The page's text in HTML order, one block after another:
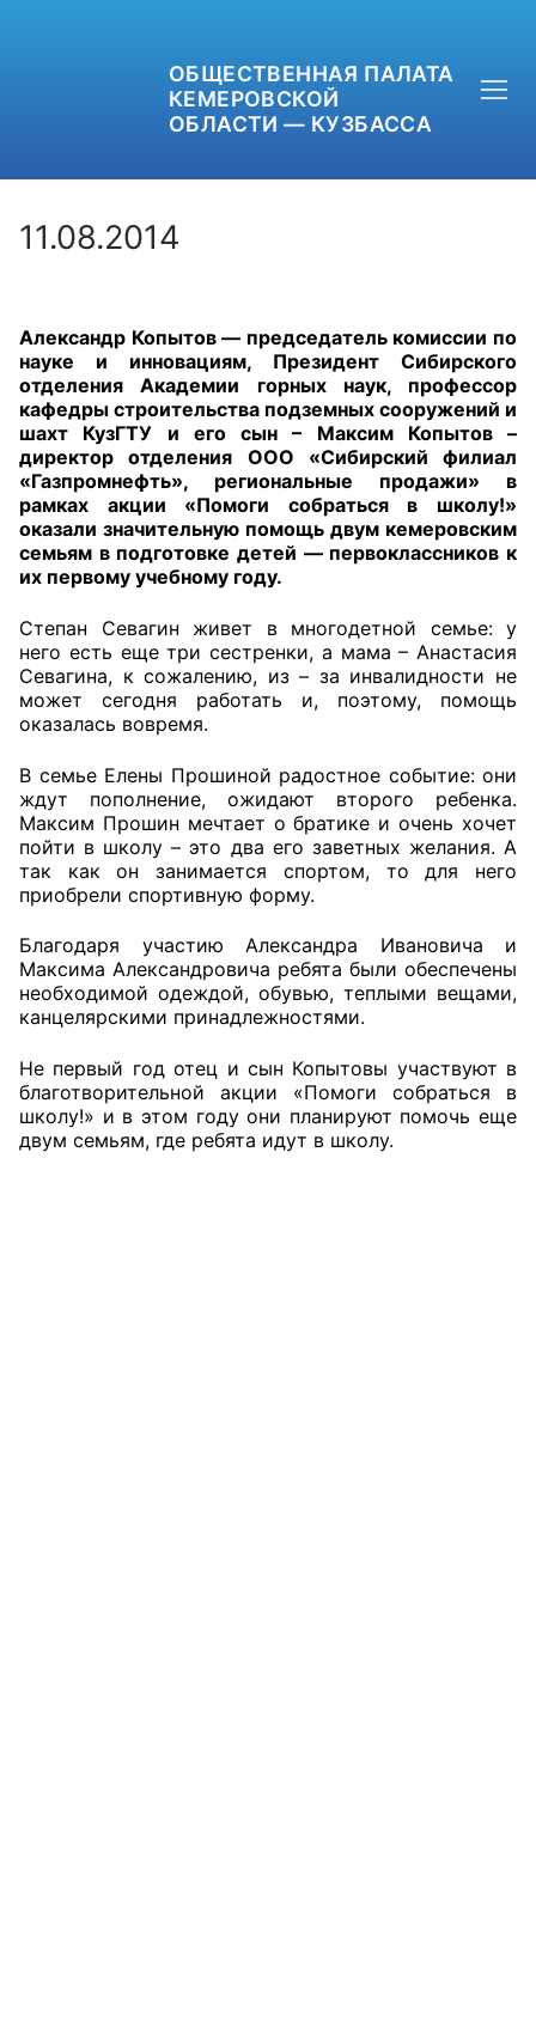
ОБЩЕСТВЕННАЯ ПАЛАТА
КЕМЕРОВСКОЙ
ОБЛАСТИ — КУЗБАССА
OPKO42@BK.RU
ОБРАТНАЯ СВЯЗЬ
Главная
Общественные советы
Общественные советы при территориальных
органах федеральных органов
Общественные советы по проведению
независимой оценки качества условий
оказания услуг
О Палате
Структура Палаты
Комиссии
Экспертный совет ОП КО
Совет ОП КО
11.08.2014
Александр Копытов — председатель комиссии по
науке и инновациям, Президент Сибирского
отделения Академии горных наук, профессор
кафедры строительства подземных сооружений и
шахт КузГТУ и его сын – Максим Копытов –
директор отделения ООО «Сибирский филиал
«Газпромнефть», региональные продажи» в
рамках акции «Помоги собраться в школу!»
оказали значительную помощь двум кемеровским
семьям в подготовке детей — первоклассников к
их первому учебному году.
Степан Севагин живет в многодетной семье: у
него есть еще три сестренки, а мама – Анастасия
Севагина, к сожалению, из – за инвалидности не
может сегодня работать и, поэтому, помощь
оказалась вовремя.
В семье Елены Прошиной радостное событие: они
ждут пополнение, ожидают второго ребенка.
Максим Прошин мечтает о братике и очень хочет
пойти в школу – это два его заветных желания. А
так как он занимается спортом, то для него
приобрели спортивную форму.
Благодаря участию Александра Ивановича и
Максима Александровича ребята были обеспечены
необходимой одеждой, обувью, теплыми вещами,
канцелярскими принадлежностями.
Не первый год отец и сын Копытовы участвуют в
благотворительной акции «Помоги собраться в
школу!» и в этом году они планируют помочь еще
двум семьям, где ребята идут в школу.